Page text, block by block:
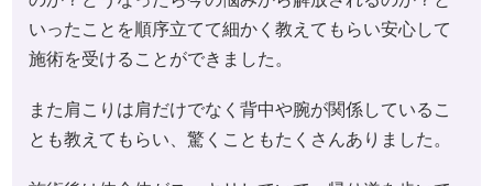
いったことを順序立てて細かく教えてもらい安心して
施術を受けることができました。
また肩こりは肩だけでなく背中や腕が関係しているこ
とも教えてもらい、驚くこともたくさんありました。